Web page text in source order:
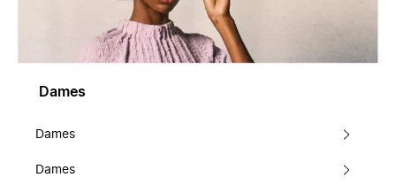
Dames
Dames
Dames